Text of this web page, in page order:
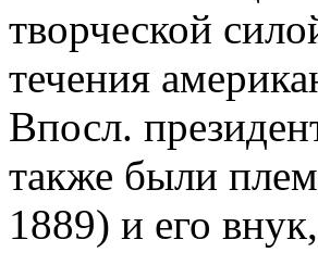
творческой
течения
Впосл.
также были
1889) и его